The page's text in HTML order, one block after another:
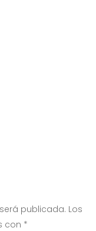
publicada. Los
con *